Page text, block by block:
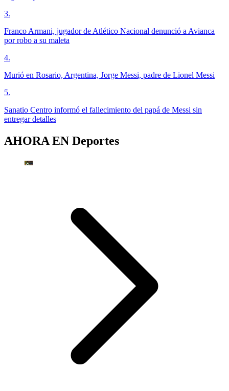
3.
Franco Armani, jugador de Atlético Nacional denunció a Avianca
por robo a su maleta
4.
Murió en Rosario, Argentina, Jorge Messi, padre de Lionel Messi
5.
Sanatio Centro informó el fallecimiento del papá de Messi sin
entregar detalles
AHORA EN Deportes